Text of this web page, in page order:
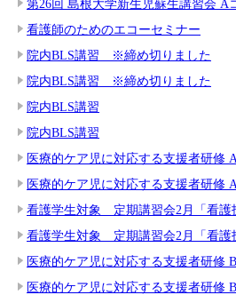
第26回 島根大学新生児蘇生講習会 A
看護師のためのエコーセミナー
院内BLS講習 ※締め切りました
院内BLS講習 ※締め切りました
院内BLS講習
院内BLS講習
医療的ケア児に対応する支援者研修
医療的ケア児に対応する支援者研修
看護学生対象 定期講習会2月「看護
看護学生対象 定期講習会2月「看護
医療的ケア児に対応する支援者研修
医療的ケア児に対応する支援者研修